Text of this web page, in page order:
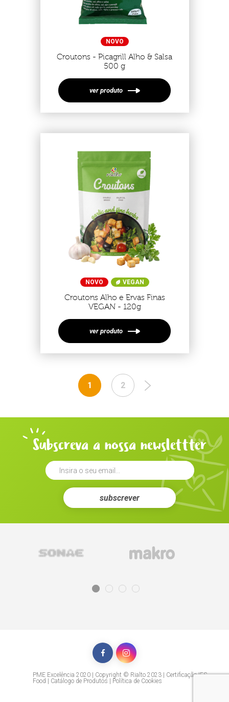
NOVO
Croutons - Picagrill Alho & Salsa
500 g
ver produto
NOVO VEGAN
Croutons Alho e Ervas Finas
VEGAN - 120g
ver produto
1 2
Subscreva a nossa newslettter
subscrever
PME Excelência 2020 | Copyright © Rialto 2023 | Certificação IFS
Food
Catálogo de Produtos Política de Cookies